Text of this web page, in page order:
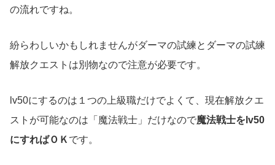
の流れですね。
紛らわしいかもしれませんがダーマの試練とダーマの試練
解放クエストは別物なので注意が必要です。
lv50にするのは１つの上級職だけでよくて、現在解放クエ
ストが可能なのは「魔法戦士」だけなので魔法戦士をlv50
にすればＯＫ です。